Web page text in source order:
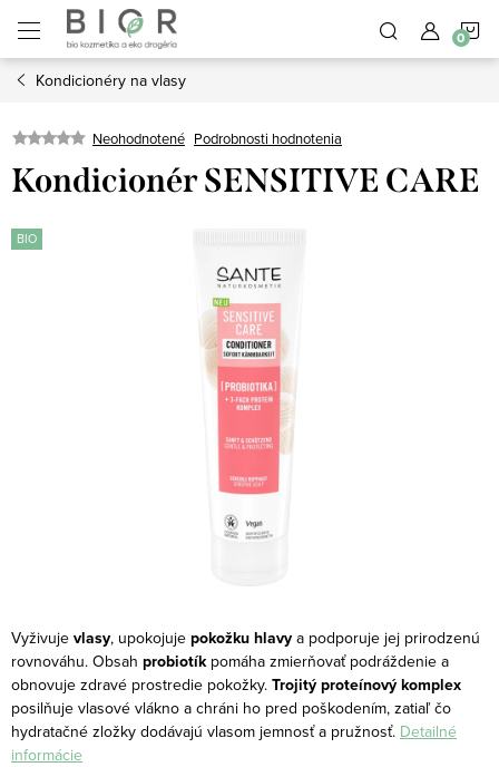
obsah
Kondicionéry na vlasy
Neohodnotené Podrobnosti hodnotenia
Kondicionér SENSITIVE CARE
BIO
Vyživuje vlasy, upokojuje pokožku hlavy a podporuje jej prirodzenú
rovnováhu. Obsah probiotíkpomáha zmierňovať podráždenie a
obnovuje zdravé prostredie pokožky. Trojitý proteínový komplex
posilňuje vlasové vlákno a chráni ho pred poškodením, zatiaľ čo
hydratačné zložky dodávajú vlasom jemnosť a pružnosť. Detailné
informácie